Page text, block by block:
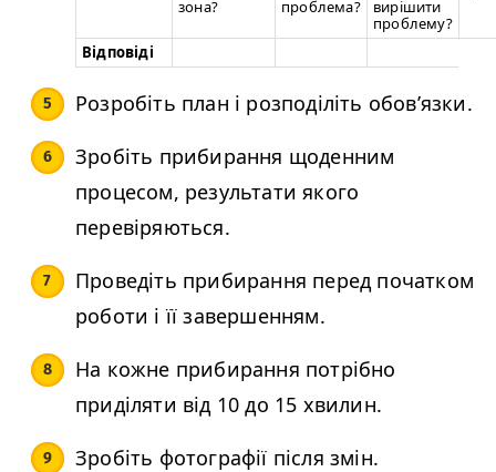
зона?
проблема?
вирішити
проблему?
Відповіді
Розробіть план і розподіліть обов’язки.
Зробіть прибирання щоденним
процесом, результати якого
перевіряються.
Проведіть прибирання перед початком
роботи і її завершенням.
На кожне прибирання потрібно
приділяти від 10 до 15 хвилин.
Зробіть фотографії після змін.